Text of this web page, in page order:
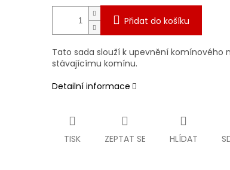
Přidat do košíku
Tato sada slouží k upevnění komínového
stávajícímu komínu.
Detailní informace
TISK ZEPTAT SE HLÍDAT